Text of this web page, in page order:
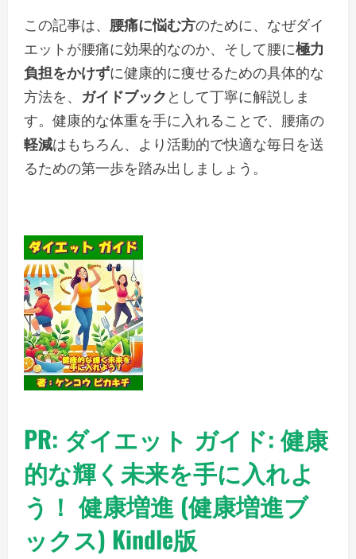
この記事は、 腰痛に悩む方のために、なぜダイ
エットが腰痛に効果的なのか、そして腰に極力
負担をかけずに健康的に痩せるための具体的な
方法を、 ガイドブック として丁寧に解説しま
す。健康的な体重を手に入れることで、腰痛の
軽減はもちろん、より活動的で快適な毎日を送
るための第一歩を踏み出しましょう。
PR: ダイエット ガイド: 健康
的な輝く未来を手に入れよ
う！ 健康増進 (健康増進ブ
ックス) Kindle版